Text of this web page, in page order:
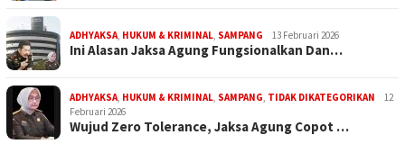
ADHYAKSA, HUKUM & KRIMINAL, SAMPANG 13 Februari 2026
Ini Alasan Jaksa Agung Fungsionalkan Dan…
ADHYAKSA, HUKUM & KRIMINAL, SAMPANG, TIDAK DIKATEGORIKAN
12
Februari 2026
Wujud Zero Tolerance, Jaksa Agung Copot …